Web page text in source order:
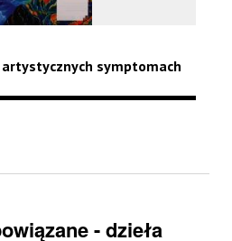
artystycznych symptomach
- dzieła